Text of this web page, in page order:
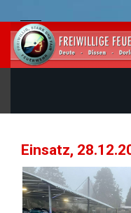
Einsatz,